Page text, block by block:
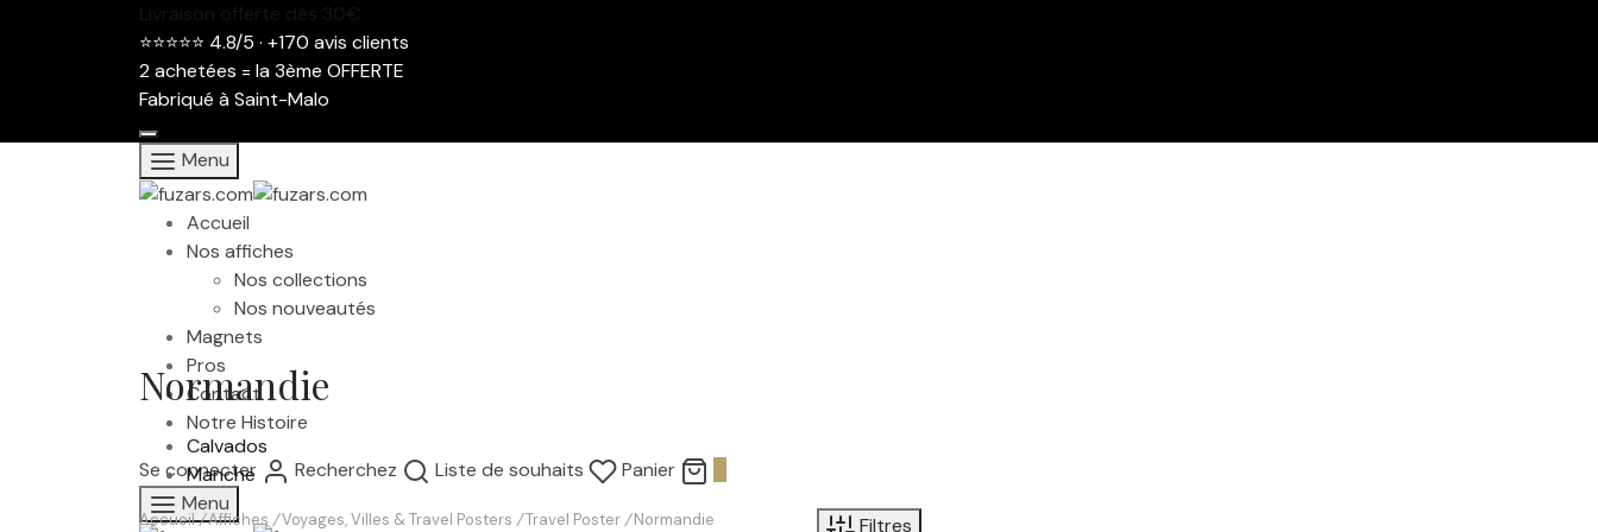
⭐⭐⭐⭐⭐ 4.8/5 · +170 avis clients
2 achetées = la 3ème OFFERTE
Fabriqué à Saint-Malo
Menu
Accueil
Nos affiches
Nos collections
Nos nouveautés
Magnets
Pros
Contact
Notre Histoire
Se connecter
Recherchez Liste de souhaits Panier
Menu
Normandie
Calvados
Manche
Accueil/Affiches /Voyages, Villes & Travel Posters /Travel Poster /Normandie Filtres